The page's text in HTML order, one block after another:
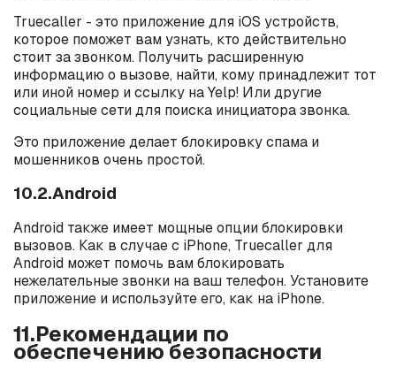
Truecaller - это приложение для iOS устройств,
которое поможет вам узнать, кто действительно
стоит за звонком. Получить расширенную
информацию о вызове, найти, кому принадлежит тот
или иной номер и ссылку на Yelp! Или другие
социальные сети для поиска инициатора звонка.
Это приложение делает блокировку спама и
мошенников очень простой.
10.2.Android
Android также имеет мощные опции блокировки
вызовов. Как в случае с iPhone, Truecaller для
Android может помочь вам блокировать
нежелательные звонки на ваш телефон. Установите
приложение и используйте его, как на iPhone.
11.Рекомендации по
обеспечению безопасности